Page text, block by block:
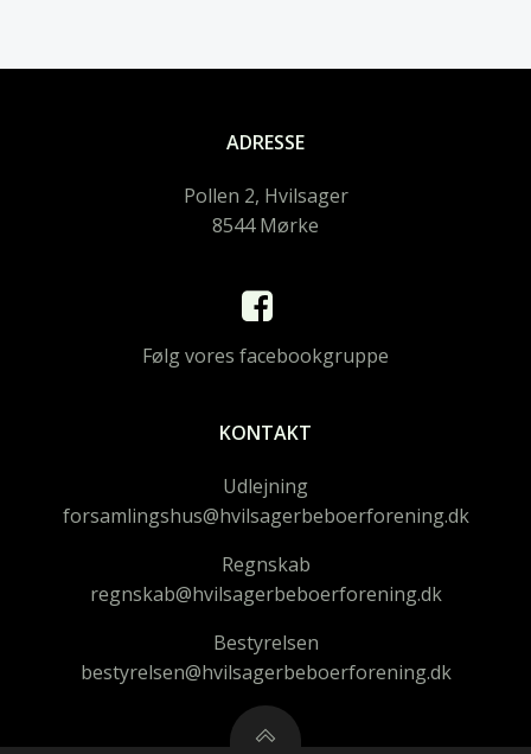
ADRESSE
Pollen 2, Hvilsager
8544 Mørke
Følg vores facebookgruppe
KONTAKT
Udlejning
forsamlingshus@hvilsagerbeboerforening.dk
Regnskab
regnskab@hvilsagerbeboerforening.dk
Bestyrelsen
bestyrelsen@hvilsagerbeboerforening.dk